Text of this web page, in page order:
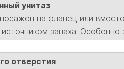
унитаз
на фланец или
запаха.
отверстия